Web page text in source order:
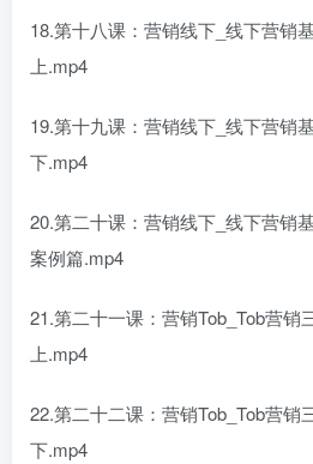
18.第十八课：营销线下_线下营销
上.mp4
19.第十九课：营销线下_线下营销
下.mp4
20.第二十课：营销线下_线下营销
案例篇.mp4
21.第二十一课：营销Tob_Tob营销
上.mp4
22.第二十二课：营销Tob_Tob营销
下.mp4